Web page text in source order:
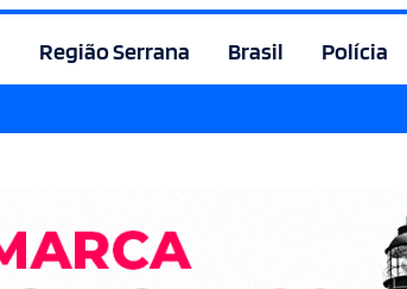
Região Serrana Brasil Polícia